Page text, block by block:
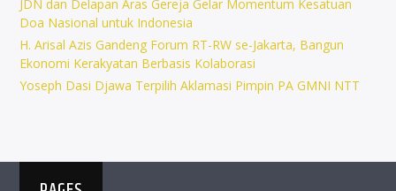
JDN dan Delapan Aras Gereja Gelar Momentum Kesatuan
Doa Nasional untuk Indonesia
H. Arisal Azis Gandeng Forum RT-RW se-Jakarta, Bangun
Ekonomi Kerakyatan Berbasis Kolaborasi
Yoseph Dasi Djawa Terpilih Aklamasi Pimpin PA GMNI NTT